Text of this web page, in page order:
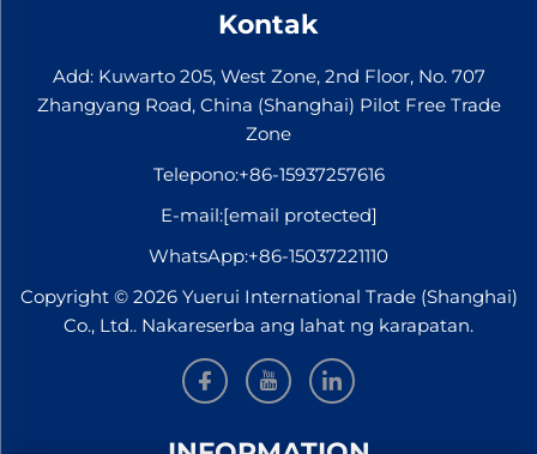
Kontak
Add: Kuwarto 205, West Zone, 2nd Floor, No. 707
Zhangyang Road, China (Shanghai) Pilot Free Trade
Zone
Telepono:+86-15937257616
E-mail:[email protected]
WhatsApp:+86-15037221110
Copyright © 2026 Yuerui International Trade (Shanghai)
Co., Ltd.. Nakareserba ang lahat ng karapatan.